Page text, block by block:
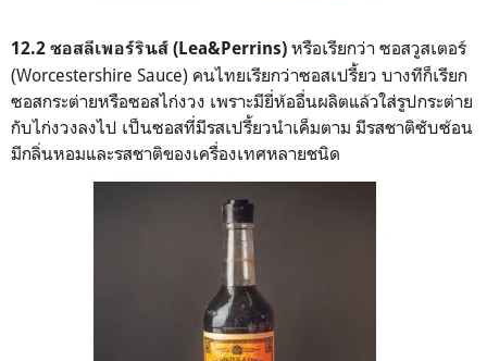
12.2 ซอสลีเพอร์รินส์ (Lea&Perrins) หรือเรียกว่า ซอสวูสเตอร์
(Worcestershire Sauce) คนไทยเรียกว่าซอสเปรี้ยว บางทีก็เรียก
ซอสกระต่ายหรือซอสไก่งวง เพราะมียี่ห้ออื่นผลิตแล้วใส่รูปกระต่าย
กับไก่งวงลงไป เป็นซอสที่มีรสเปรี้ยวนำเค็มตาม มีรสชาติซับซ้อน
มีกลิ่นหอมและรสชาติของเครื่องเทศหลายชนิด